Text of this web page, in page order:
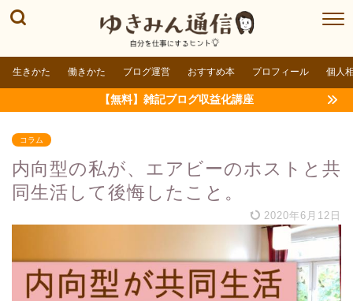
生きかた 働きかた ブログ運営 おすすめ本 プロフィール 個人
【無料】雑記ブログ収益化講座
コラム
内向型の私が、エアビーのホストと共
同生活して後悔したこと。
2020年6月12日